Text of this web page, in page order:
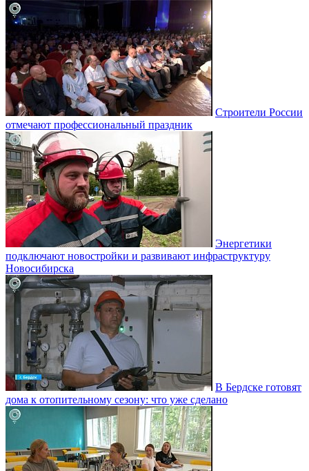
Строители России
отмечают профессиональный праздник
Энергетики
подключают новостройки и развивают инфраструктуру
Новосибирска
В Бердске готовят
дома к отопительному сезону: что уже сделано